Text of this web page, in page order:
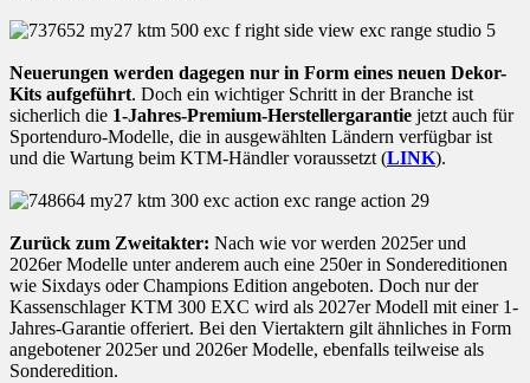
Neuerungen werden dagegen nur in Form eines neuen Dekor-
Kits aufgeführt. Doch ein wichtiger Schritt in der Branche ist
sicherlich die 1-Jahres-Premium-Herstellergarantie jetzt auch für
Sportenduro-Modelle, die in ausgewählten Ländern verfügbar ist
und die Wartung beim KTM-Händler voraussetzt (LINK).
Zurück zum Zweitakter: Nach wie vor werden 2025er und
2026er Modelle unter anderem auch eine 250er in Sondereditionen
wie Sixdays oder Champions Edition angeboten. Doch nur der
Kassenschlager KTM 300 EXC wird als 2027er Modell mit einer 1-
Jahres-Garantie offeriert. Bei den Viertaktern gilt ähnliches in Form
angebotener 2025er und 2026er Modelle, ebenfalls teilweise als
Sonderedition.